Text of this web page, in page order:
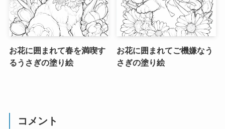
お花に囲まれて春を満喫す
るうさぎの塗り絵
お花に囲まれてご機嫌なう
さぎの塗り絵
コメント